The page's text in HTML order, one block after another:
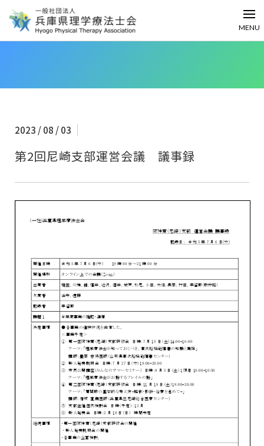
MENU
2023 / 08 / 03
第2回尼崎支部運営会議 議事録